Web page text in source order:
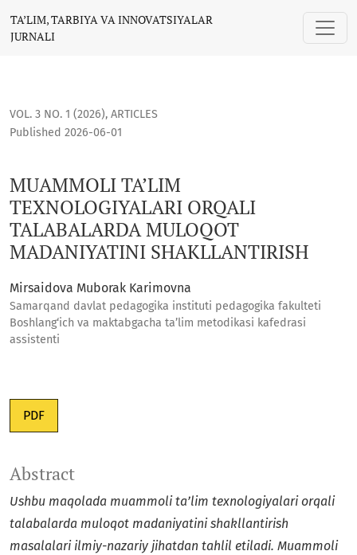
MUAMMOLI TA’LIM TEXNOLOGIYALARI ORQALI
TA’LIM, TARBIYA VA INNOVATSIYALAR
JURNALI
VOL. 3 NO. 1 (2026), ARTICLES
MUAMMOLI TA’LIM
TEXNOLOGIYALARI ORQALI
TALABALARDA MULOQOT
MADANIYATINI SHAKLLANTIRISH
Published 2026-06-01
Mirsaidova Muborak Karimovna
Samarqand davlat pedagogika instituti pedagogika fakulteti
Boshlang‘ich va maktabgacha ta’lim metodikasi kafedrasi
assistenti
PDF
Abstract
Ushbu maqolada muammoli ta’lim texnologiyalari orqali
talabalarda muloqot madaniyatini shakllantirish
masalalari ilmiy-nazariy jihatdan tahlil etiladi. Muammoli